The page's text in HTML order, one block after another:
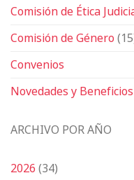
Comisión de Ética
Comisión de Género
Convenios
Novedades y Beneficios
ARCHIVO POR AÑO
2026(34)